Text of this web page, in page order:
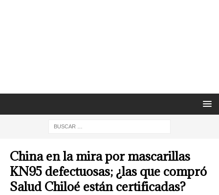
China en la mira por mascarillas
KN95 defectuosas; ¿las que compró
Salud Chiloé están certificadas?